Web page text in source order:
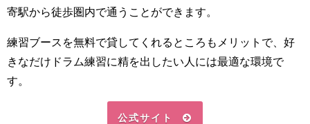
寄駅から徒歩圏内で通うことができます。
練習ブースを無料で貸してくれるところもメリットで、好
きなだけドラム練習に精を出したい人には最適な環境で
す。
公式サイト